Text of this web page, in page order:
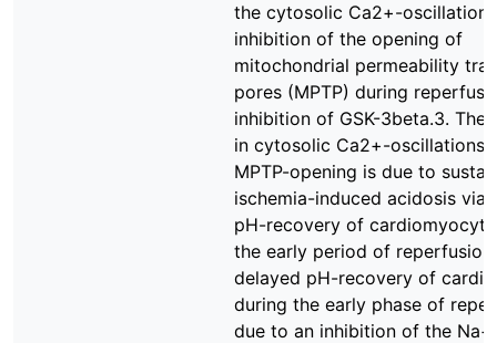
the cytosolic Ca2+-
inhibition of the opening of
mitochondrial permeability
pores (MPTP) during
inhibition of GSK-3beta.3. The
in cytosolic Ca2+-oscillations
MPTP-opening is due to
ischemia-induced acidosis via
pH-recovery of
the early period of
delayed pH-recovery of
during the early phase of
due to an inhibition of the